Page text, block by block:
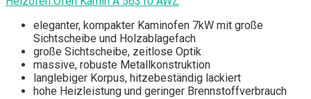
eleganter, kompakter Kaminofen 7kW mit große
Sichtscheibe und Holzablagefach
große Sichtscheibe, zeitlose Optik
massive, robuste Metallkonstruktion
langlebiger Korpus, hitzebeständig lackiert
hohe Heizleistung und geringer Brennstoffverbrauch